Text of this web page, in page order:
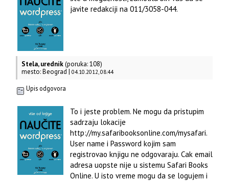
javite redakciji na 011/3058-044.
Stela, urednik(poruka: 108)
mesto: Beograd |04.10.2012, 08:44
Upis odgovora
To i jeste problem. Ne mogu da pristupim
sadrzaju lokacije
http://my.safaribooksonline.com/mysafari.
User name i Password kojim sam
registrovao knjigu ne odgovaraju. Cak email
adresa uopste nije u sistemu Safari Books
Online. U isto vreme mogu da se logujem i